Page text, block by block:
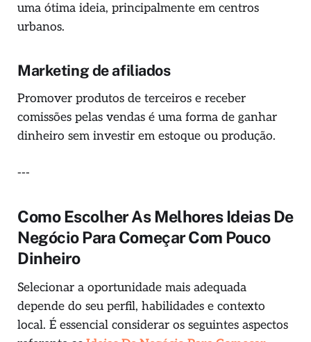
uma ótima ideia, principalmente em centros
urbanos.
Marketing de afiliados
Promover produtos de terceiros e receber
comissões pelas vendas é uma forma de ganhar
dinheiro sem investir em estoque ou produção.
---
Como Escolher As Melhores Ideias De
Negócio Para Começar Com Pouco
Dinheiro
Selecionar a oportunidade mais adequada
depende do seu perfil, habilidades e contexto
local. É essencial considerar os seguintes aspectos